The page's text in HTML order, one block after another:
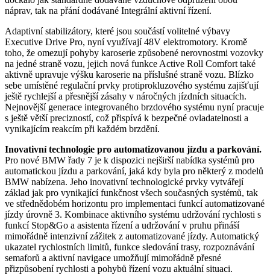
náprav, tak na přání dodávané Integrální aktivní řízení.
Adaptivní stabilizátory, které jsou součástí volitelné výbavy
Executive Drive Pro, nyní využívají 48V elektromotory. Kromě
toho, že omezují pohyby karoserie způsobené nerovnostmi vozovky
na jedné straně vozu, jejich nová funkce Active Roll Comfort také
aktivně upravuje výšku karoserie na příslušné straně vozu. Blízko
sebe umístěné regulační prvky protiprokluzového systému zajišťují
ještě rychlejší a přesnější zásahy v náročných jízdních situacích.
Nejnovější generace integrovaného brzdového systému nyní pracuje
s ještě větší precizností, což přispívá k bezpečné ovladatelnosti a
vynikajícím reakcím při každém brzdění.
Inovativní technologie pro automatizovanou jízdu a parkování.
Pro nové BMW řady 7 je k dispozici nejširší nabídka systémů pro
automatickou jízdu a parkování, jaká kdy byla pro některý z modelů
BMW nabízena. Jeho inovativní technologické prvky vytvářejí
základ jak pro vynikající funkčnost všech současných systémů, tak
ve střednědobém horizontu pro implementaci funkcí automatizované
jízdy úrovně 3. Kombinace aktivního systému udržování rychlosti s
funkcí Stop&Go a asistenta řízení a udržování v pruhu přináší
mimořádně intenzivní zážitek z automatizované jízdy. Automatický
ukazatel rychlostních limitů, funkce sledování trasy, rozpoznávání
semaforů a aktivní navigace umožňují mimořádně přesné
přizpůsobení rychlosti a pohybů řízení vozu aktuální situaci.